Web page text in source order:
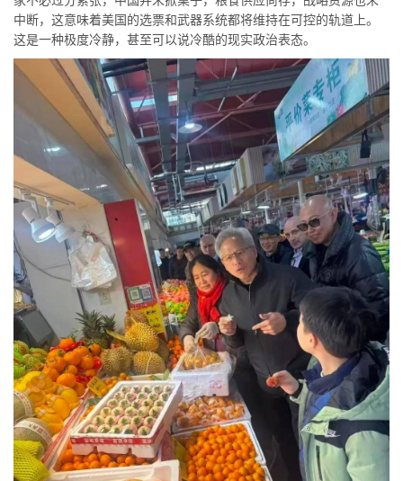
中断，这意味着美国的选票和武器系统都将维持在可控的轨道上。
这是一种极度冷静，甚至可以说冷酷的现实政治表态。